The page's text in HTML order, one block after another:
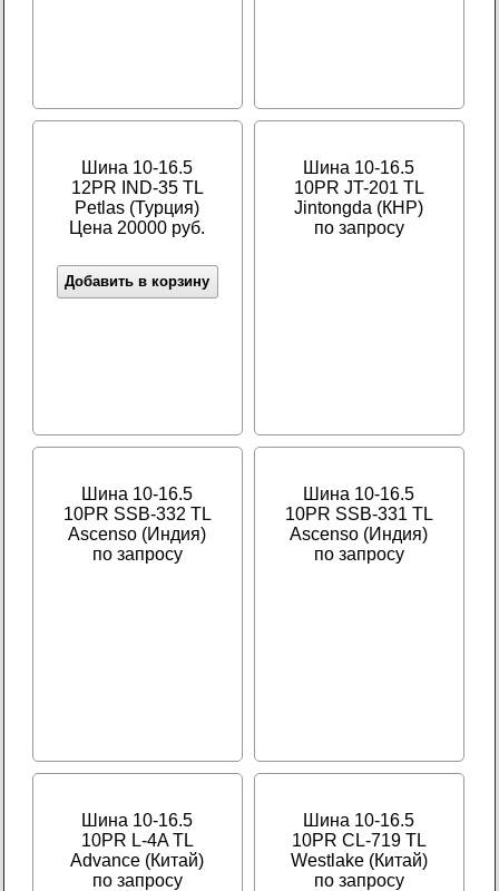
Шина 10-16.5
12PR IND-35 TL
Petlas (Турция)
Цена 20000 руб.
Добавить в корзину
Шина 10-16.5
10PR JT-201 TL
Jintongda (КНР)
по запросу
Шина 10-16.5
10PR SSB-332 TL
Ascenso (Индия)
по запросу
Шина 10-16.5
10PR SSB-331 TL
Ascenso (Индия)
по запросу
Шина 10-16.5
10PR L-4A TL
Advance (Китай)
по запросу
Шина 10-16.5
10PR CL-719 TL
Westlake (Китай)
по запросу